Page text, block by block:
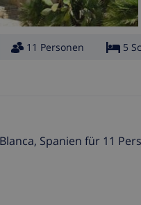
11 Personen 5
Spanien für 11